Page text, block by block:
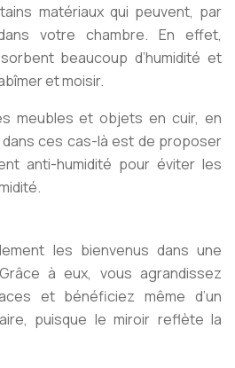
matériaux qui peuvent, par
votre chambre. En effet,
beaucoup d’humidité et
et moisir.
meubles et objets en cuir, en
dans ces cas-là est de proposer
anti-humidité pour éviter les
les bienvenus dans une
à eux, vous agrandissez
et bénéficiez même d’un
puisque le miroir reflète la